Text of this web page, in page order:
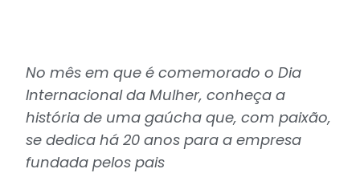
No mês em que é comemorado o Dia
Internacional da Mulher, conheça a
história de uma gaúcha que, com paixão,
se dedica há 20 anos para a empresa
fundada pelos pais